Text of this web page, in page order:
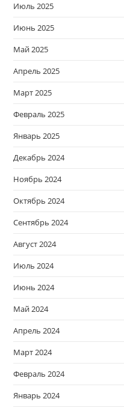
Июль 2025
Июнь 2025
Май 2025
Апрель 2025
Март 2025
Февраль 2025
Январь 2025
Декабрь 2024
Ноябрь 2024
Октябрь 2024
Сентябрь 2024
Август 2024
Июль 2024
Июнь 2024
Май 2024
Апрель 2024
Март 2024
Февраль 2024
Январь 2024